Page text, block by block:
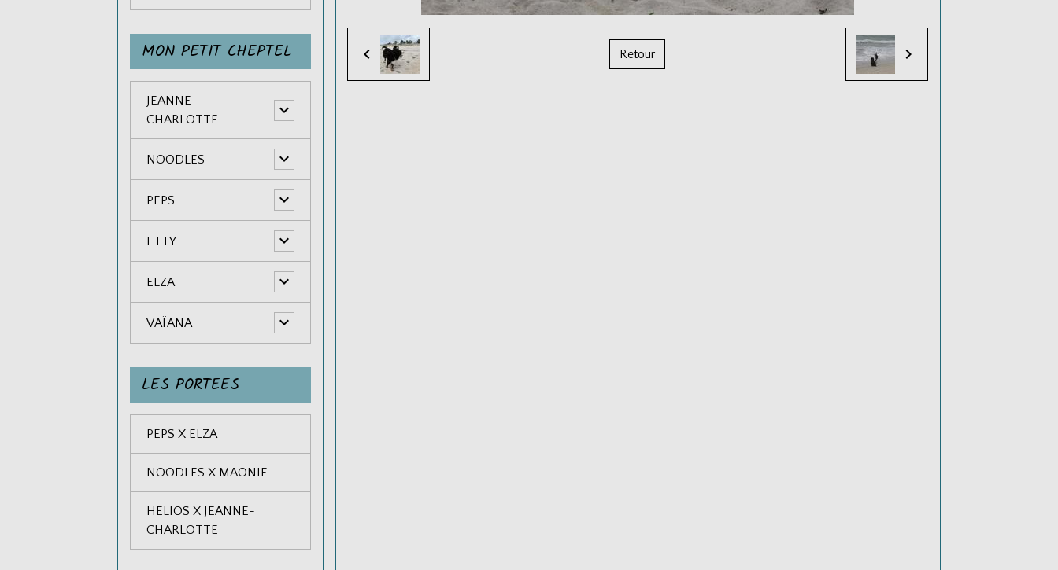
Retour
MON PETIT CHEPTEL
JEANNE-
CHARLOTTE
NOODLES
PEPS
ETTY
ELZA
VAÏANA
LES PORTEES
PEPS X ELZA
NOODLES X MAONIE
HELIOS X JEANNE-
CHARLOTTE